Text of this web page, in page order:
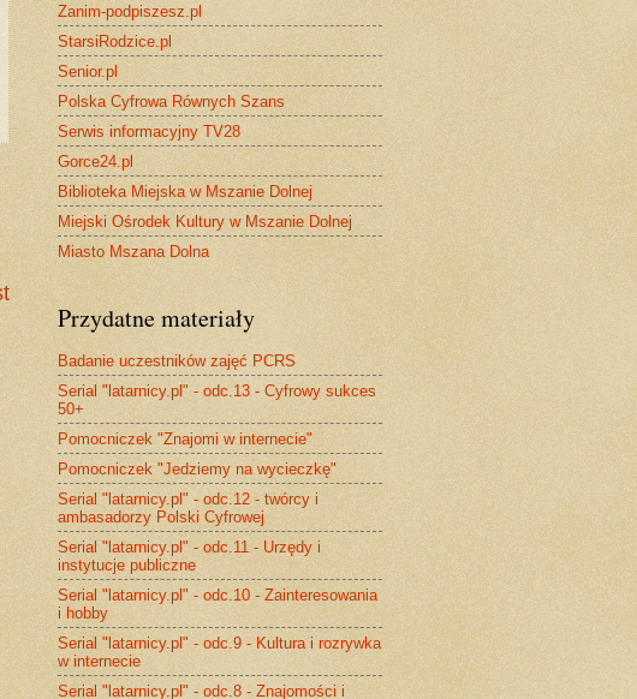
Zanim-podpiszesz.pl
StarsiRodzice.pl
Senior.pl
Polska Cyfrowa Równych Szans
Serwis informacyjny TV28
Gorce24.pl
Biblioteka Miejska w Mszanie Dolnej
Miejski Ośrodek Kultury w Mszanie Dolnej
Miasto Mszana Dolna
Przydatne materiały
Badanie uczestników zajęć PCRS
Serial "latarnicy.pl" - odc.13 - Cyfrowy sukces
50+
Pomocniczek "Znajomi w internecie"
Pomocniczek "Jedziemy na wycieczkę"
Serial "latarnicy.pl" - odc.12 - twórcy i
ambasadorzy Polski Cyfrowej
Serial "latarnicy.pl" - odc.11 - Urzędy i
instytucje publiczne
Serial "latarnicy.pl" - odc.10 - Zainteresowania
i hobby
Serial "latarnicy.pl" - odc.9 - Kultura i rozrywka
w internecie
Serial "latarnicy.pl" - odc.8 - Znajomości i